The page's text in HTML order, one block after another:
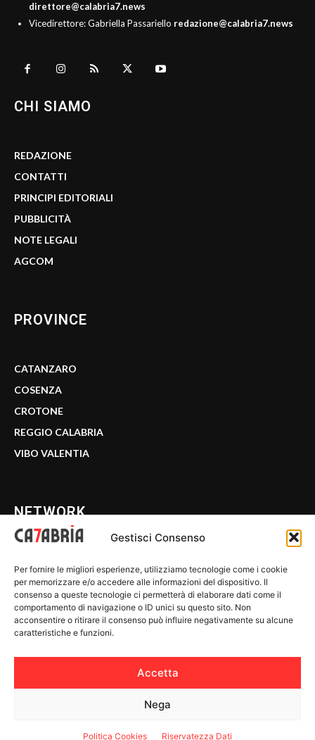
Gestisci Consenso
Per fornire le migliori esperienze, utilizziamo tecnologie come i cookie
per memorizzare e/o accedere alle informazioni del dispositivo. Il
consenso a queste tecnologie ci permetterà di elaborare dati come il
comportamento di navigazione o ID unici su questo sito. Non
acconsentire o ritirare il consenso può influire negativamente su alcune
caratteristiche e funzioni.
Accetta
Nega
Politica Cookies Riservatezza Dati
direttore@calabria7.news
Vicedirettore: Gabriella Passariello redazione@calabria7.news
CHI SIAMO
REDAZIONE
CONTATTI
PRINCIPI EDITORIALI
PUBBLICITÀ
NOTE LEGALI
AGCOM
PROVINCE
CATANZARO
COSENZA
CROTONE
REGGIO CALABRIA
VIBO VALENTIA
NETWORK
WE CALABRIA
C7 PLAY
MIX ZONE